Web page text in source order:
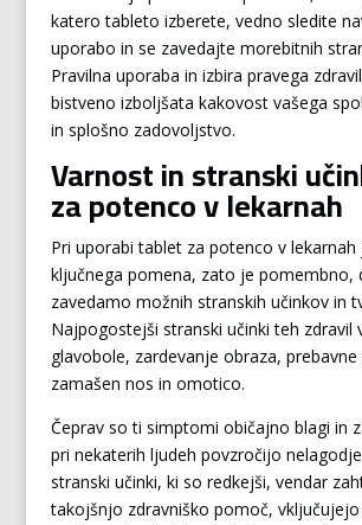
katero tableto izberete, vedno sledite
uporabo in se zavedajte morebitnih
Pravilna uporaba in izbira pravega
bistveno izboljšata kakovost vašega
in splošno zadovoljstvo.
Varnost in stranski
za potenco v lekarnah
Pri uporabi tablet za potenco v
ključnega pomena, zato je pomembno,
zavedamo možnih stranskih učinkov in
Najpogostejši stranski učinki teh zdravil
glavobole, zardevanje obraza, prebavne
zamašen nos in omotico.
Čeprav so ti simptomi običajno blagi in
pri nekaterih ljudeh povzročijo
stranski učinki, ki so redkejši, vendar
takojšnjo zdravniško pomoč,